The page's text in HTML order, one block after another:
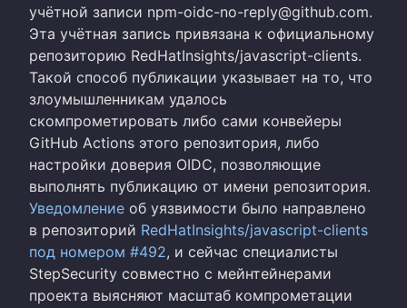
учётной записи npm-oidc-no-reply@github.com.
Эта учётная запись привязана к официальному
репозиторию RedHatInsights/javascript-clients.
Такой способ публикации указывает на то, что
злоумышленникам удалось
скомпрометировать либо сами конвейеры
GitHub Actions этого репозитория, либо
настройки доверия OIDC, позволяющие
выполнять публикацию от имени репозитория.
Уведомление об уязвимости было направлено
в репозиторий RedHatInsights/javascript-clients
под номером #492, и сейчас специалисты
StepSecurity совместно с мейнтейнерами
проекта выясняют масштаб компрометации